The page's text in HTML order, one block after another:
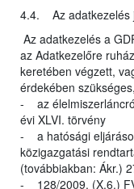
4.4. Az adatkezelés
Az adatkezelés a
az Adatkezelőre
keretében végzett,
érdekében
- az
évi XLVI. törvény
- a hatósági
közigazgatási
(továbbiakban: Ákr.)
- 128/2009. (X.6.)